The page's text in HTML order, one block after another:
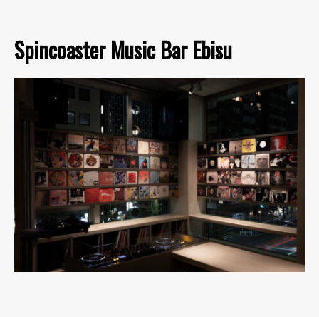
Spincoaster Music Bar Ebisu